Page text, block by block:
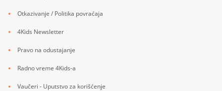
Otkazivanje / Politika povraćaja
4Kids Newsletter
Pravo na odustajanje
Radno vreme 4Kids-a
Vaučeri - Uputstvo za korišćenje